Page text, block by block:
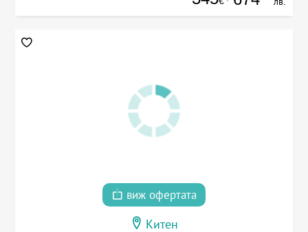
виж офертата
Китен